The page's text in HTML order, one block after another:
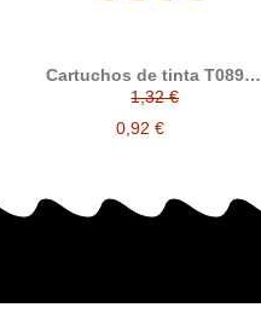
Cartuchos de tinta T0891 /
T0892 / T0893 / T0894
compatible con epson
1,32 €
0,92 €